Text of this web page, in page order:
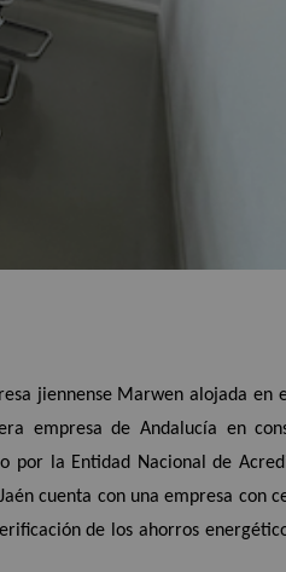
jiennense Marwen alojada en
empresa de Andalucía en
por la Entidad Nacional de
cuenta con una empresa con
de los ahorros